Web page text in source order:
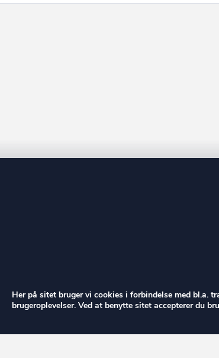
Her på sitet bruger vi cookies i forbindelse med bl.a.
brugeroplevelser. Ved at benytte sitet accepterer du